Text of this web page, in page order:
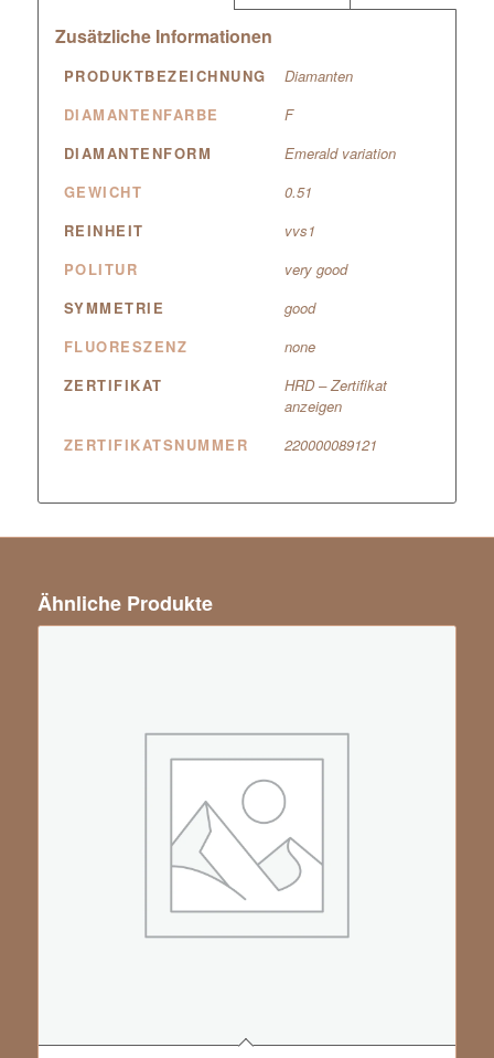
Zusätzliche Informationen
PRODUKTBEZEICHNUNG
Diamanten
DIAMANTENFARBE
F
DIAMANTENFORM
Emerald variation
GEWICHT
0.51
REINHEIT
vvs1
POLITUR
very good
SYMMETRIE
good
FLUORESZENZ
none
ZERTIFIKAT
HRD – Zertifikat
anzeigen
ZERTIFIKATSNUMMER
220000089121
Ähnliche Produkte